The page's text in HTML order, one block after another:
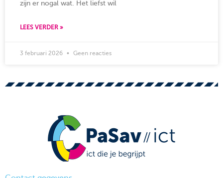
zijn er nogal wat. Het liefst wil
LEES VERDER »
3 februari 2026 Geen reacties